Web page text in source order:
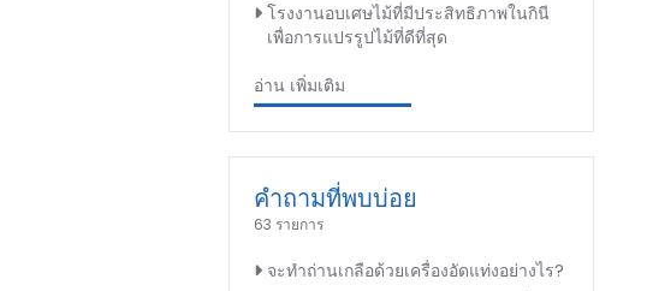
โรงงานอบเศษไม้ที่มีประสิทธิภาพในกินี
เพื่อการแปรรูปไม้ที่ดีที่สุด
อ่าน เพิ่มเติม
คำถามที่พบบ่อย
63 รายการ
จะทำถ่านเกลือด้วยเครื่องอัดแท่งอย่างไร?